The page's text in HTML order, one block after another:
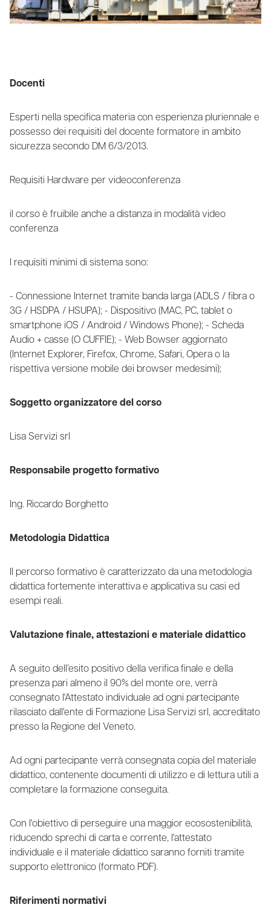
Docenti
Esperti nella specifica materia con esperienza pluriennale e
possesso dei requisiti del docente formatore in ambito
sicurezza secondo DM 6/3/2013.
Requisiti Hardware per videoconferenza
il corso è fruibile anche a distanza in modalità video
conferenza
I requisiti minimi di sistema sono:
- Connessione Internet tramite banda larga (ADLS / fibra o
3G / HSDPA / HSUPA); - Dispositivo (MAC, PC, tablet o
smartphone iOS / Android / Windows Phone); - Scheda
Audio + casse (O CUFFIE); - Web Bowser aggiornato
(Internet Explorer, Firefox, Chrome, Safari, Opera o la
rispettiva versione mobile dei browser medesimi);
Soggetto organizzatore del corso
Lisa Servizi srl
Responsabile progetto formativo
Ing. Riccardo Borghetto
Metodologia Didattica
Il percorso formativo è caratterizzato da una metodologia
didattica fortemente interattiva e applicativa su casi ed
esempi reali.
Valutazione finale, attestazioni e materiale didattico
A seguito dell’esito positivo della verifica finale e della
presenza pari almeno il 90% del monte ore, verrà
consegnato l'Attestato individuale ad ogni partecipante
rilasciato dall'ente di Formazione Lisa Servizi srl, accreditato
presso la Regione del Veneto.
Ad ogni partecipante verrà consegnata copia del materiale
didattico, contenente documenti di utilizzo e di lettura utili a
completare la formazione conseguita.
Con l'obiettivo di perseguire una maggior ecosostenibilità,
riducendo sprechi di carta e corrente, l'attestato
individuale e il materiale didattico saranno forniti tramite
supporto elettronico (formato PDF).
Riferimenti normativi